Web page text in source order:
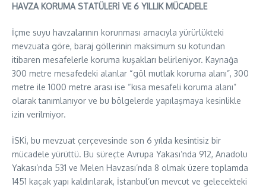
HAVZA KORUMA STATÜLERİ VE 6 YILLIK MÜCADELE
İçme suyu havzalarının korunması amacıyla yürürlükteki
mevzuata göre, baraj göllerinin maksimum su kotundan
itibaren mesafelerle koruma kuşakları belirleniyor. Kaynağa
300 metre mesafedeki alanlar “göl mutlak koruma alanı”, 300
metre ile 1000 metre arası ise “kısa mesafeli koruma alanı”
olarak tanımlanıyor ve bu bölgelerde yapılaşmaya kesinlikle
izin verilmiyor.
İSKİ, bu mevzuat çerçevesinde son 6 yılda kesintisiz bir
mücadele yürüttü. Bu süreçte Avrupa Yakası’nda 912, Anadolu
Yakası’nda 531 ve Melen Havzası’nda 8 olmak üzere toplamda
1451 kaçak yapı kaldırılarak, İstanbul’un mevcut ve gelecekteki